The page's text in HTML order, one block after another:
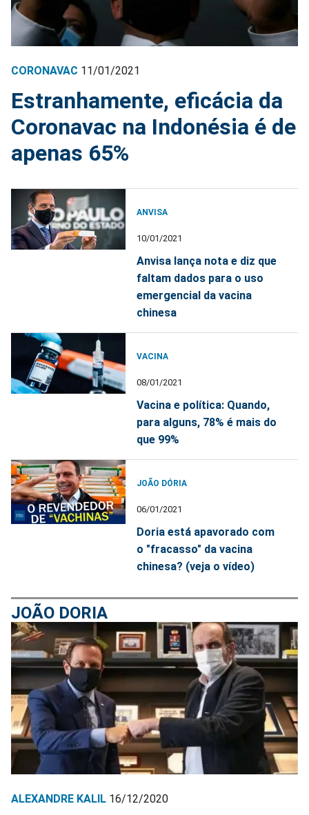
CORONAVAC 11/01/2021
Estranhamente, eficácia da
Coronavac na Indonésia é de
apenas 65%
ANVISA
10/01/2021
Anvisa lança nota e diz que
faltam dados para o uso
emergencial da vacina
chinesa
VACINA
08/01/2021
Vacina e política: Quando,
para alguns, 78% é mais do
que 99%
JOÃO DÓRIA
06/01/2021
Doria está apavorado com
o "fracasso" da vacina
chinesa? (veja o vídeo)
JOÃO DORIA
ALEXANDRE KALIL 16/12/2020